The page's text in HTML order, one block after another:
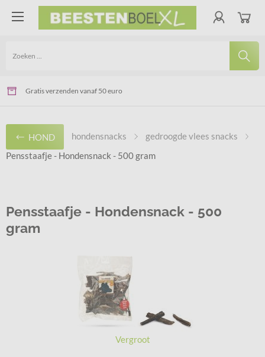
Voor 14.00 uur besteld - De volgende werkdag geleverd
Veilig online betalen via Ideal of Bancontact
Gratis verzenden vanaf 50 euro
HOND hondensnacks
gedroogde vlees snacks
Pensstaafje - Hondensnack - 500 gram
Pensstaafje - Hondensnack - 500
gram
Vergroot